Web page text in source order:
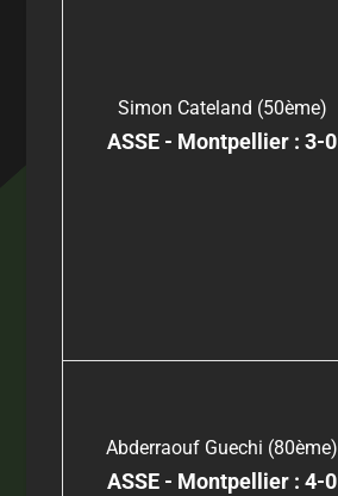
Simon Cateland (50ème)
ASSE - Montpellier : 3-0
Abderraouf Guechi (80ème)
ASSE - Montpellier : 4-0